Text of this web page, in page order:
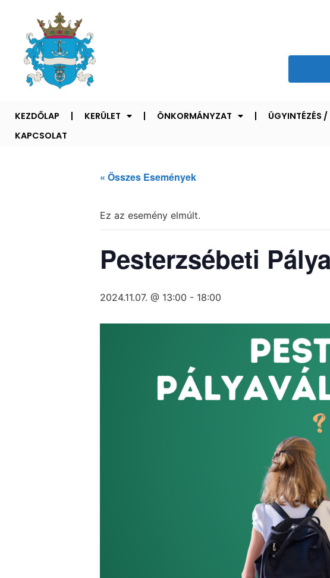
KEZDŐLAP KERÜLET ÖNKORMÁNYZAT ÜGYINTÉZÉS
KAPCSOLAT
« Összes Események
Ez az esemény elmúlt.
Pesterzsébeti
2024.11.07. @ 13:00 - 18:00